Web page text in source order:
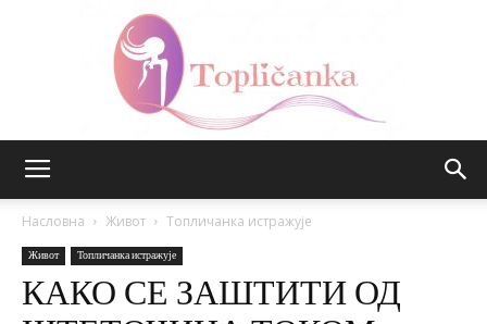
Насловна Живот Топличанка истражује
Живот Топличанка истражује
КАКО СЕ ЗАШТИТИ ОД